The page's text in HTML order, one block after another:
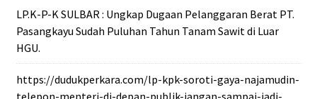
LP.K-P-K SULBAR : Ungkap Dugaan Pelanggaran Berat PT.
Pasangkayu Sudah Puluhan Tahun Tanam Sawit di Luar
HGU.
https://dudukperkara.com/lp-kpk-soroti-gaya-najamudin-
telepon-menteri-di-depan-publik-jangan-sampai-jadi-